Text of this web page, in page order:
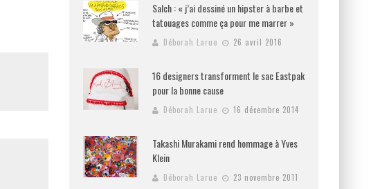
Salch : « j’ai dessiné un hipster à barbe et
tatouages comme ça pour me marrer »
Déborah Larue 26 avril 2016
16 designers transforment le sac Eastpak
pour la bonne cause
Déborah Larue 16 décembre 2014
Takashi Murakami rend hommage à Yves
Klein
Déborah Larue 23 novembre 2011